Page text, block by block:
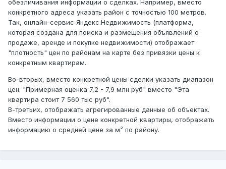
обезличивания информации о сделках. Например, вместо
конкретного адреса указать район с точностью 100 метров.
Так, онлайн-сервис Яндекс.Недвижимость (платформа,
которая создана для поиска и размещения объявлений о
продаже, аренде и покупке недвижимости) отображает
"плотность" цен по районам на карте без привязки цены к
конкретным квартирам.
Во-вторых, вместо конкретной цены сделки указать диапазон
цен. "Примерная оценка 7,2 - 7,9 млн руб" вместо "Эта
квартира стоит 7 560 тыс руб".
В-третьих, отображать агрегированные данные об объектах.
Вместо информации о цене конкретной квартиры, отображать
информацию о средней цене за м² по району.